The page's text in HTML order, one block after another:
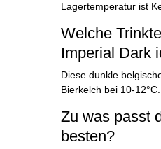
Lagertemperatur ist
Welche
Imperial Dark
Diese dunkle
Bierkelch bei 10-12°C.
Zu was passt
besten?